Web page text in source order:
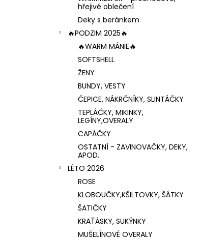
hřejivé oblečení
Deky s beránkem
🔥PODZIM 2025🔥
🔥WARM MÁNIE🔥
SOFTSHELL
ŽENY
BUNDY, VESTY
ČEPICE, NÁKRČNÍKY, SLINTÁČKY
TEPLÁČKY, MIKINKY,
LEGÍNY,OVERALY
CAPÁČKY
OSTATNÍ - ZAVINOVAČKY, DEKY,
APOD.
LÉTO 2026
ROSE
KLOBOUČKY,KŠILTOVKY, ŠÁTKY
ŠATIČKY
KRAŤÁSKY, SUKÝNKY
MUŠELÍNOVÉ OVERALY